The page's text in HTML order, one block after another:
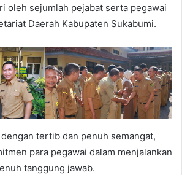
oleh sejumlah pejabat serta pegawai
Daerah Kabupaten Sukabumi.
tertib dan penuh semangat,
para pegawai dalam menjalankan
tanggung jawab.